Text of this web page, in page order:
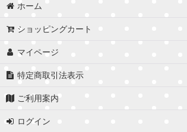
ホーム
ショッピングカート
マイページ
特定商取引法表示
ご利用案内
ログイン